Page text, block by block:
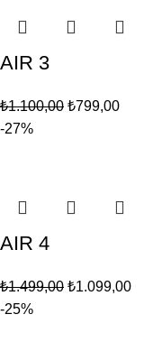
AIR 3
₺1.100,00 ₺799,00
-27%
AIR 4
₺1.499,00 ₺1.099,00
-25%